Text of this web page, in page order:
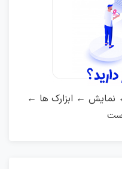
← ابزارک ها ←